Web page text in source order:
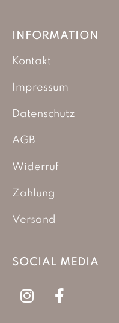
INFORMATION
Kontakt
Impressum
Datenschutz
AGB
Widerruf
Zahlung
Versand
SOCIAL MEDIA
I
n
F
a